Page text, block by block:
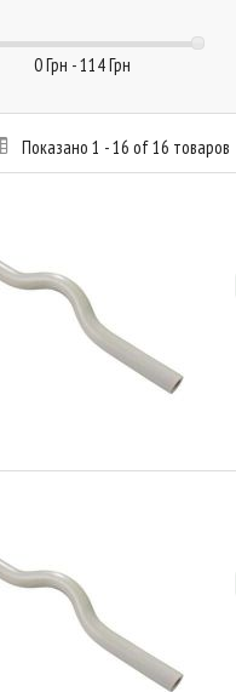
0 Грн - 114 Грн
Показано 1 - 16 of 16 товаров